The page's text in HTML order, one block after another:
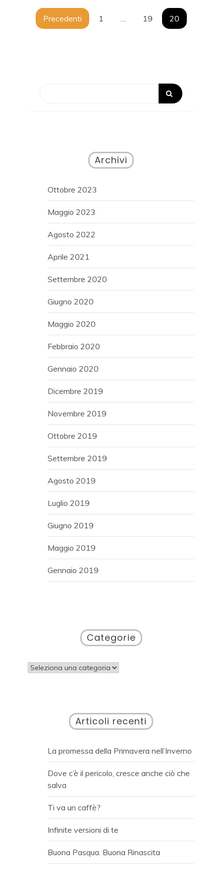
Paginazione
degli
Precedenti 1 … 19 20
Archivi
Ottobre 2023
Maggio 2023
Agosto 2022
Aprile 2021
Settembre 2020
Giugno 2020
Maggio 2020
Febbraio 2020
Gennaio 2020
Dicembre 2019
Novembre 2019
Ottobre 2019
Settembre 2019
Agosto 2019
Luglio 2019
Giugno 2019
Maggio 2019
Gennaio 2019
Categorie
Categorie
Articoli recenti
La promessa della Primavera nell’Inverno
Dove c’è il pericolo, cresce anche ciò che
salva
Ti va un caffè?
Infinite versioni di te
Buona Pasqua. Buona Rinascita